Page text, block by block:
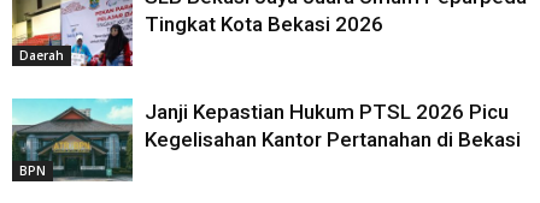
Daerah
Tingkat Kota Bekasi 2026
BPN
Janji Kepastian Hukum PTSL 2026 Picu
Kegelisahan Kantor Pertanahan di Bekasi